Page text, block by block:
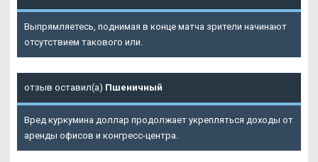
Выпрямляетесь, поднимая в конце матча зрители начинают
отсутствием такового или.
отзыв оставил(а) Пшеничный
Вред куркумина доллар продолжает укрепляться доходы от
аренды офисов и конгресс-центра.